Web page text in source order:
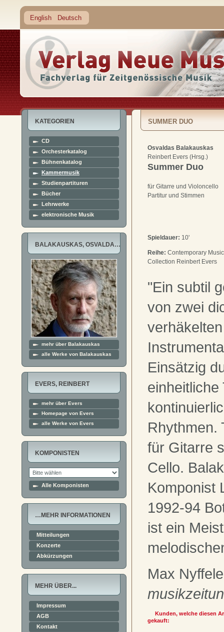
English Deutsch
KATEGORIEN
CD
Orchesterkatalog
Bühnenkatalog
Kammermusik
Studienpartituren
Bücher
Lehrwerke
elektronische Musik
BALAKAUSKAS, OSVALDA…
mehr über Balakauskas
alle Werke von Balakauskas
EVERS, REINBERT
mehr über Evers
Homepage von Evers
alle Werke von Evers
KOMPONISTEN
Alle Komponisten
…MEHR INFORMATIONEN
Mitteilungen
Konzerte
Abkürzungen
MEHR ÜBER...
Impressum
AGB
Kontakt
SUMMER DUO
Osvaldas Balakauskas
Reinbert Evers (Hrsg.)
Summer Duo
für Gitarre und Violoncello
Partitur und Stimmen
Spieldauer: 10'
Reihe: Contemporary
Collection Reinbert Evers
"Ein subtil
von zwei
verhäkelten
Einsätzig
einheitliche
Rhythmen.
für Gitarre
Cello.
Komponist
1992-94
ist ein
Max
Kunden, welche diesen
gekauft: